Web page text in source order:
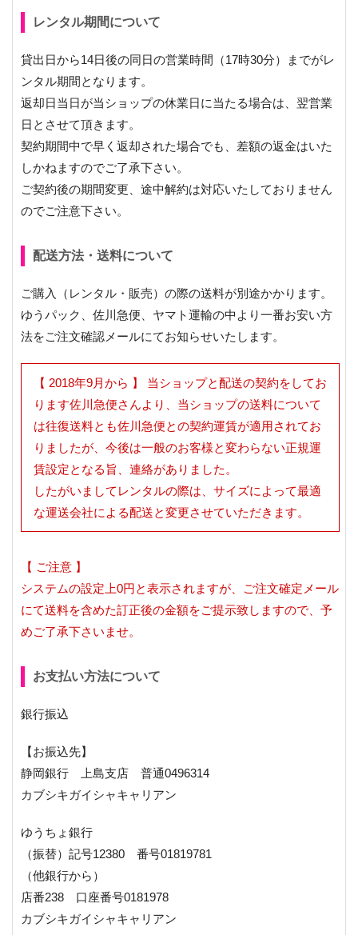
レンタル期間について
貸出日から14日後の同日の営業時間（17時30分）までがレ
ンタル期間となります。
返却日当日が当ショップの休業日に当たる場合は、翌営業
日とさせて頂きます。
契約期間中で早く返却された場合でも、差額の返金はいた
しかねますのでご了承下さい。
ご契約後の期間変更、途中解約は対応いたしておりません
のでご注意下さい。
配送方法・送料について
ご購入（レンタル・販売）の際の送料が別途かかります。
ゆうパック、佐川急便、ヤマト運輸の中より一番お安い方
法をご注文確認メールにてお知らせいたします。
【 2018年9月から 】 当ショップと配送の契約をしてお
ります佐川急便さんより、当ショップの送料について
は往復送料とも佐川急便との契約運賃が適用されてお
りましたが、今後は一般のお客様と変わらない正規運
賃設定となる旨、連絡がありました。
したがいましてレンタルの際は、サイズによって最適
な運送会社による配送と変更させていただきます。
【 ご注意 】
システムの設定上0円と表示されますが、ご注文確定メール
にて送料を含めた訂正後の金額をご提示致しますので、予
めご了承下さいませ。
お支払い方法について
銀行振込
【お振込先】
静岡銀行 上島支店 普通0496314
カブシキガイシャキャリアン
ゆうちょ銀行
（振替）記号12380 番号01819781
（他銀行から）
店番238 口座番号0181978
カブシキガイシャキャリアン